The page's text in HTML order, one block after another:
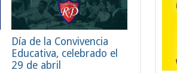
Día de la Convivencia
Educativa, celebrado el
29 de abril